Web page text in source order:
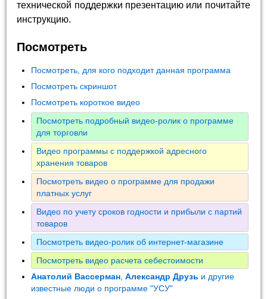
технической поддержки презентацию или почитайте
инструкцию.
Посмотреть
Посмотреть, для кого подходит данная программа
Посмотреть скриншот
Посмотреть короткое видео
Посмотреть подробный видео-ролик о программе
для торговли
Видео программы с поддержкой адресного
хранения товаров
Посмотреть видео о программе для продажи
платных услуг
Видео по учету сроков годности и прибыли с партий
товаров
Посмотреть видео-ролик об интернет-магазине
Посмотреть видео расчета себестоимости
Анатолий Вассерман ,Александр Друзь и другие
известные люди о программе "УСУ"